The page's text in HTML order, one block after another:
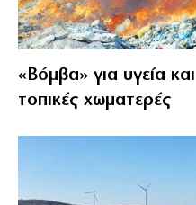
«Βόμβα» για υγεία
τοπικές χωματερές